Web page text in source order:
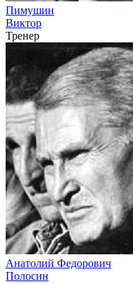
Пимушин
Виктор
Тренер
Анатолий Федорович
Полосин